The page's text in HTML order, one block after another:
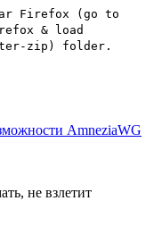
Firefox (go to
& load
zip) folder.
AmneziaWG
не взлетит